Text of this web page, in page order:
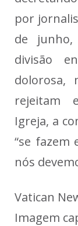
por
de
divisão
dolorosa,
rejeitam
Igreja, a
“se fazem
nós
Vatican
Imagem